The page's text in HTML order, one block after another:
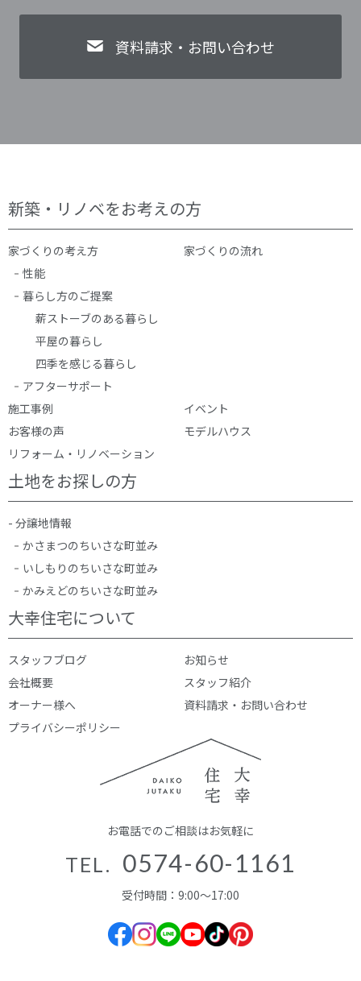
資料請求・お問い合わせ
お電話でのご相談はお気軽に
TEL. 0574-60-1161
受付時間：9:00～17:00
新築・リノベをお考えの方
家づくりの考え方
性能
暮らし方のご提案
薪ストーブのある暮らし
平屋の暮らし
四季を感じる暮らし
アフターサポート
家づくりの流れ
施工事例
イベント
お客様の声
モデルハウス
リフォーム・リノベーション
土地をお探しの方
- 分譲地情報
かさまつのちいさな町並み
いしもりのちいさな町並み
かみえどのちいさな町並み
大幸住宅について
スタッフブログ
お知らせ
会社概要
スタッフ紹介
オーナー様へ
資料請求・お問い合わせ
プライバシーポリシー